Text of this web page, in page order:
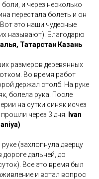
и через несколько
перестала болеть и он
это наши чудесные
называют). Благодарю
Татарстан Казань
размеров деревянных
Во время работ
держал столб. На руке
болела рука. После
на сутки синяк исчез
через 3 дня.
Ivan
(захлопнула дверцу
дальней, до
Все это время был
и встал вопрос